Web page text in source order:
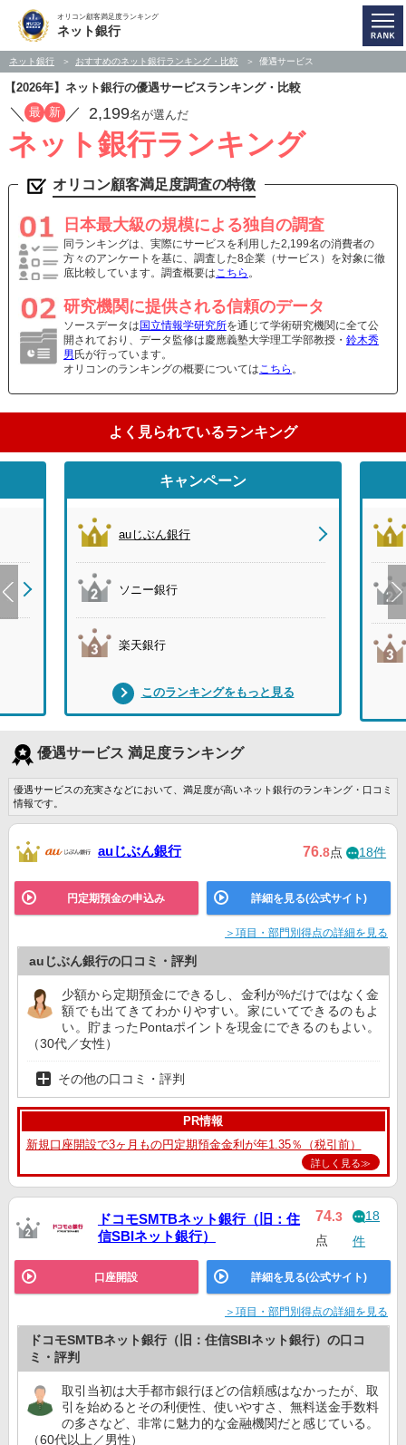
オリコン顧客満足度ランキング
ネット銀行
ネット銀行 おすすめのネット銀行ランキング・比較 優遇サービス
【2026年】ネット銀行の優遇サービスランキング・比較
／ 最 新 ／ 2,199名が選んだ
ネット銀行ランキング
オリコン顧客満足度調査の特徴
日本最大級の規模による独自の調査
同ランキングは、実際にサービスを利用した2,199名の消費者の
方々のアンケートを基に、調査した8企業（サービス）を対象に徹
底比較しています。調査概要はこちら 。
研究機関に提供される信頼のデータ
ソースデータは 国立情報学研究所を通じて学術研究機関に全て公
開されており、データ監修は慶應義塾大学理工学部教授・ 鈴木秀
男 氏が行っています。
オリコンのランキングの概要についてはこちら 。
よく見られているランキング
キャンペーン
auじぶん銀行
ソニー銀行
楽天銀行
このランキングをもっと見る
優遇サービス 満足度ランキング
優遇サービスの充実さなどにおいて、満足度が高いネット銀行のランキング・口コミ
情報です。
auじぶん銀行 76.8点 18件
円定期預金の申込み 詳細を見る(公式サイト)
＞項目・部門別得点の詳細を見る
auじぶん銀行の口コミ・評判
少額から定期預金にできるし、金利が%だけではなく金
額でも出てきてわかりやすい。家にいてできるのもよ
い。貯まったPontaポイントを現金にできるのもよい。
（30代／女性）
その他の口コミ・評判
PR情報
新規口座開設で3ヶ月もの円定期預金金利が年1.35％（税引前）
詳しく見る≫
ドコモSMTBネット銀行（旧：住
信SBIネット銀行）
74.3
点
18
件
口座開設 詳細を見る(公式サイト)
＞項目・部門別得点の詳細を見る
ドコモSMTBネット銀行（旧：住信SBIネット銀行）の口コ
ミ・評判
取引当初は大手都市銀行ほどの信頼感はなかったが、取
引を始めるとその利便性、使いやすさ、無料送金手数料
の多さなど、非常に魅力的な金融機関だと感じている。
（60代以上／男性）